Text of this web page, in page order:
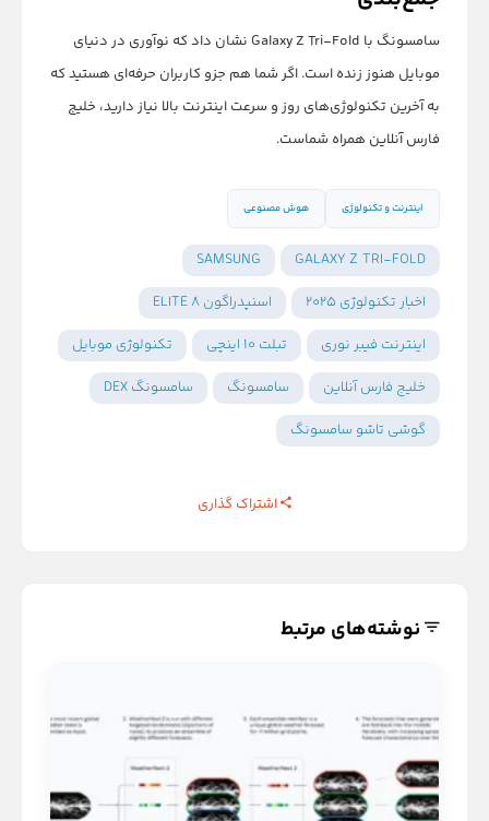
سامسونگ با Galaxy Z Tri-Fold نشان داد که نوآوری در دنیای
موبایل هنوز زنده است. اگر شما هم جزو کاربران حرفه‌ای هستید که
به آخرین تکنولوژی‌های روز و سرعت اینترنت بالا نیاز دارید، خلیج
فارس آنلاین همراه شماست.
اینترنت و تکنولوژی هوش مصنوعی
GALAXY Z TRI-FOLD
SAMSUNG
اخبار تکنولوژی ۲۰۲۵
اسنپدراگون 8 ELITE
اینترنت فیبر نوری
تبلت ۱۰ اینچی
تکنولوژی موبایل
خلیج فارس آنلاین
سامسونگ
سامسونگ DEX
گوشی تاشو سامسونگ
اشتراک گذاری
نوشته‌های مرتبط